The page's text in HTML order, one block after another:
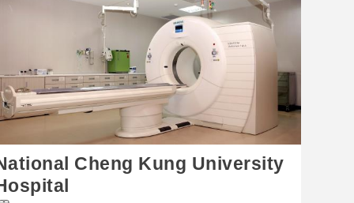
Cheng Kung University